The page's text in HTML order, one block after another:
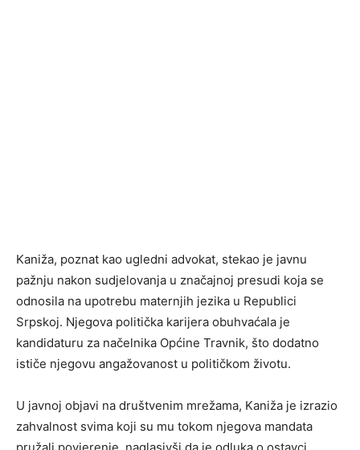
Kaniža, poznat kao ugledni advokat, stekao je javnu
pažnju nakon sudjelovanja u značajnoj presudi koja se
odnosila na upotrebu maternjih jezika u Republici
Srpskoj. Njegova politička karijera obuhvaćala je
kandidaturu za načelnika Općine Travnik, što dodatno
ističe njegovu angažovanost u političkom životu.
U javnoj objavi na društvenim mrežama, Kaniža je izrazio
zahvalnost svima koji su mu tokom njegova mandata